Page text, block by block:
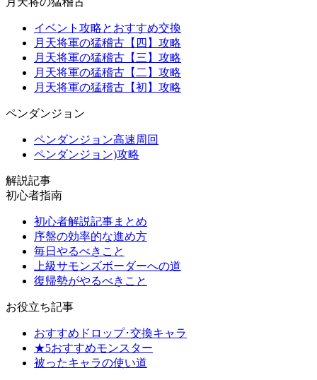
イベント攻略とおすすめ交換
月天将軍の猛稽古【四】攻略
月天将軍の猛稽古【三】攻略
月天将軍の猛稽古【二】攻略
月天将軍の猛稽古【初】攻略
ペンダンジョン
ペンダンジョン高速周回
ペンダンジョン)攻略
解説記事
初心者指南
初心者解説記事まとめ
序盤の効率的な進め方
毎日やるべきこと
上級サモンズボーダーへの道
復帰勢がやるべきこと
お役立ち記事
おすすめドロップ･交換キャラ
★5おすすめモンスター
被ったキャラの使い道